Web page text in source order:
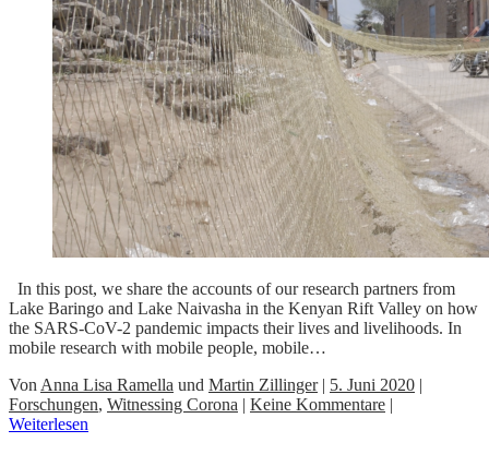
In this post, we share the accounts of our research partners from
Lake Baringo and Lake Naivasha in the Kenyan Rift Valley on how
the SARS-CoV-2 pandemic impacts their lives and livelihoods. In
mobile research with mobile people, mobile…
Von Anna Lisa Ramella und Martin Zillinger| 5. Juni 2020 |
Forschungen, Witnessing Corona | Keine Kommentare |
Weiterlesen